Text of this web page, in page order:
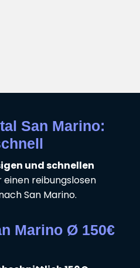
San Marino:
und schnellen
reibungslosen
San Marino.
Marino Ø 150€